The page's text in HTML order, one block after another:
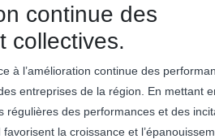
continue des
collectives.
à l’amélioration continue des
entreprises de la région. En mettant
des performances et des
la croissance et